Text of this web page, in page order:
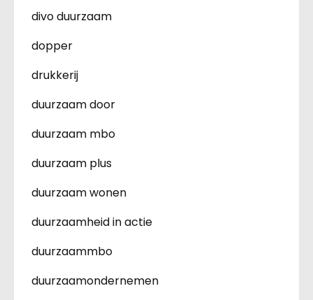
divo duurzaam
dopper
drukkerij
duurzaam door
duurzaam mbo
duurzaam plus
duurzaam wonen
duurzaamheid in actie
duurzaammbo
duurzaamondernemen